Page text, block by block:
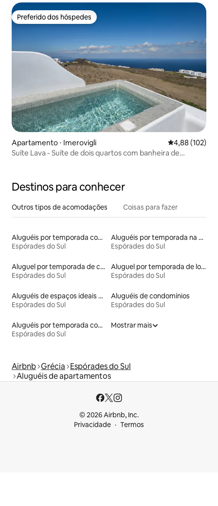
Preferido dos hóspedes
Preferido dos hóspedes
Apartamento ⋅ Imerovigli 4,88 de uma
4,88 (102)
Suíte Lava - Suíte de dois quartos com banheira de
Destinos para conhecer
Outros tipos de acomodações Coisas para fazer
Aluguéis por temporada com cama de altura acessível
Espórades do Sul
Aluguéis por temporada na orla
Espórades do Sul
Aluguel por temporada de cavernas
Espórades do Sul
Aluguel por temporada de lofts
Espórades do Sul
Aluguéis de espaços ideais para famílias
Espórades do Sul
Aluguéis de condomínios
Espórades do Sul
Aluguéis por temporada com suítes privativas
Espórades do Sul
Mostrar mais
Airbnb Grécia Espórades do Sul
Aluguéis de apartamentos
© 2026 Airbnb, Inc.
Privacidade
Termos